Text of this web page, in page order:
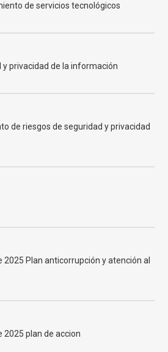
de servicios tecnológicos
y privacidad de la información
de riesgos de seguridad y privacidad
2025 Plan anticorrupción y atención al
2025 plan de accion